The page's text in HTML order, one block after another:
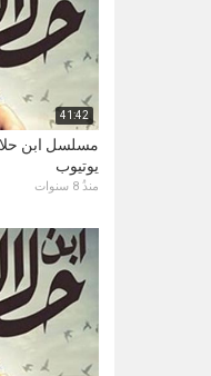
41:42
يوتيوب
منذُ 8 سنوات